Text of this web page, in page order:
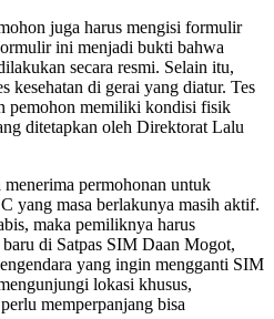
juga harus mengisi formulir
ini menjadi bukti bahwa
secara resmi. Selain itu,
kesehatan di gerai yang diatur. Tes
pemohon memiliki kondisi fisik
ditetapkan oleh Direktorat Lalu
permohonan untuk
yang masa berlakunya masih aktif.
maka pemiliknya harus
di Satpas SIM Daan Mogot,
yang ingin mengganti SIM
lokasi khusus,
memperpanjang bisa